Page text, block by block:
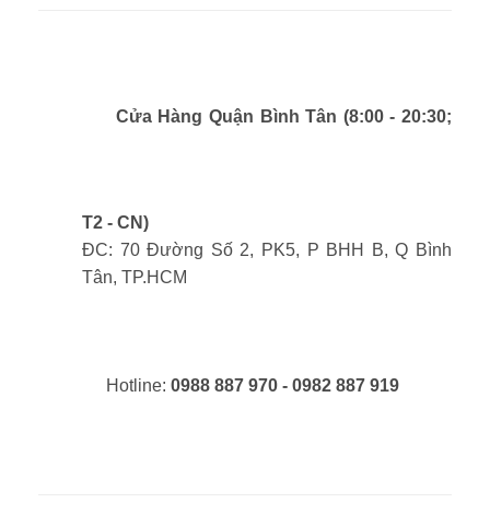
Cửa Hàng Quận Bình Tân (8:00 - 20:30;
T2 - CN)
ĐC: 70 Đường Số 2, PK5, P BHH B, Q Bình
Tân, TP.HCM
Hotline: 0988 887 970 - 0982 887 919